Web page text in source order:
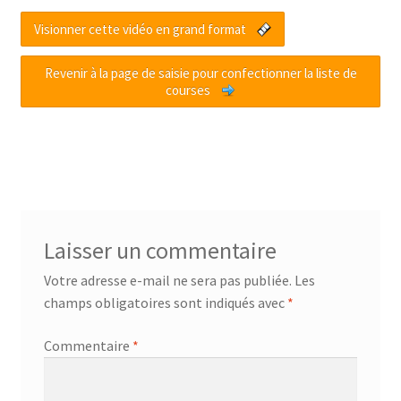
Commande
Comment bien équilibrer ses éicosanoïdes
Contrat partenaire-prescripteur
Déjeuner et Diner
Visionner cette vidéo en grand format
Revenir à la page de saisie pour confectionner la liste de
courses
Laisser un commentaire
Votre adresse e-mail ne sera pas publiée. Les
champs obligatoires sont indiqués avec *
Commentaire *